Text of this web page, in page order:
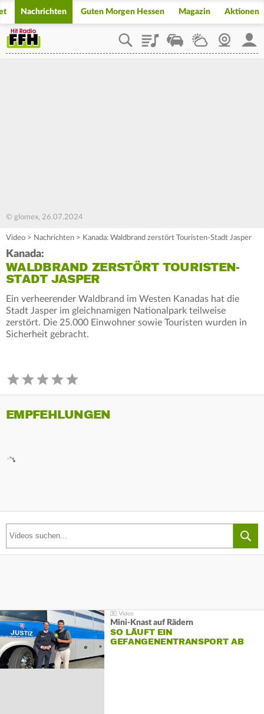
Nachrichten Guten Morgen Hessen Magazin Aktionen
PlaylistStaupilotWetterWebcam
© glomex, 26.07.2024
Video > Nachrichten > Kanada: Waldbrand zerstört Touristen-Stadt Jasper
Kanada:
WALDBRAND ZERSTÖRT TOURISTEN-
STADT JASPER
Ein verheerender Waldbrand im Westen Kanadas hat die
Stadt Jasper im gleichnamigen Nationalpark teilweise
zerstört. Die 25.000 Einwohner sowie Touristen wurden in
Sicherheit gebracht.
EMPFEHLUNGEN
Mini-Knast auf Rädern
SO LÄUFT EIN
GEFANGENENTRANSPORT AB